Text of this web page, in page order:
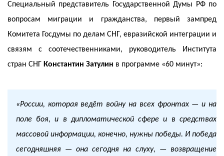
Специальный представитель Государственной Думы РФ по
вопросам миграции и гражданства, первый зампред
Комитета Госдумы по делам СНГ, евразийской интеграции и
связям с соотечественниками, руководитель Института
стран СНГ Константин Затулин в программе «60 минут»:
«России, которая ведёт войну на всех фронтах — и на
поле боя, и в дипломатической сфере и в средствах
массовой информации, конечно, нужны победы. И победа
сегодняшняя — она сегодня на слуху, — возвращение